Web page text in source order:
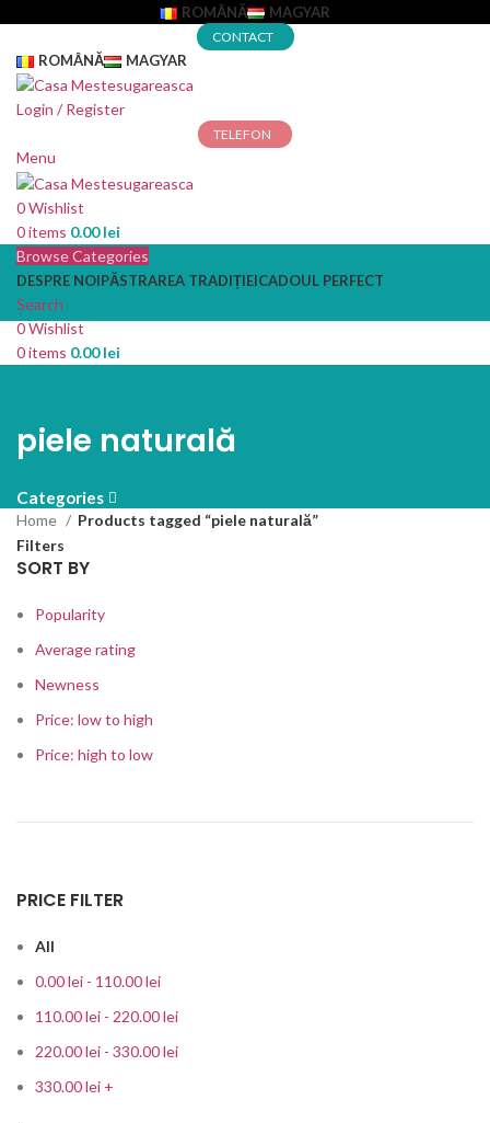
ROMÂNĂ MAGYAR
CONTACT
ROMÂNĂ MAGYAR
Login / Register
TELEFON
Menu
0Wishlist
0items 0.00lei
Browse Categories
DESPRE NOIPĂSTRAREA TRADIȚIEICADOUL PERFECT
Search
0Wishlist
0items 0.00lei
piele naturală
Categories
Home
Products tagged “piele naturală”
Filters
SORT BY
Popularity
Average rating
Newness
Price: low to high
Price: high to low
PRICE FILTER
All
0.00lei - 110.00lei
110.00lei - 220.00lei
220.00lei - 330.00lei
330.00lei +